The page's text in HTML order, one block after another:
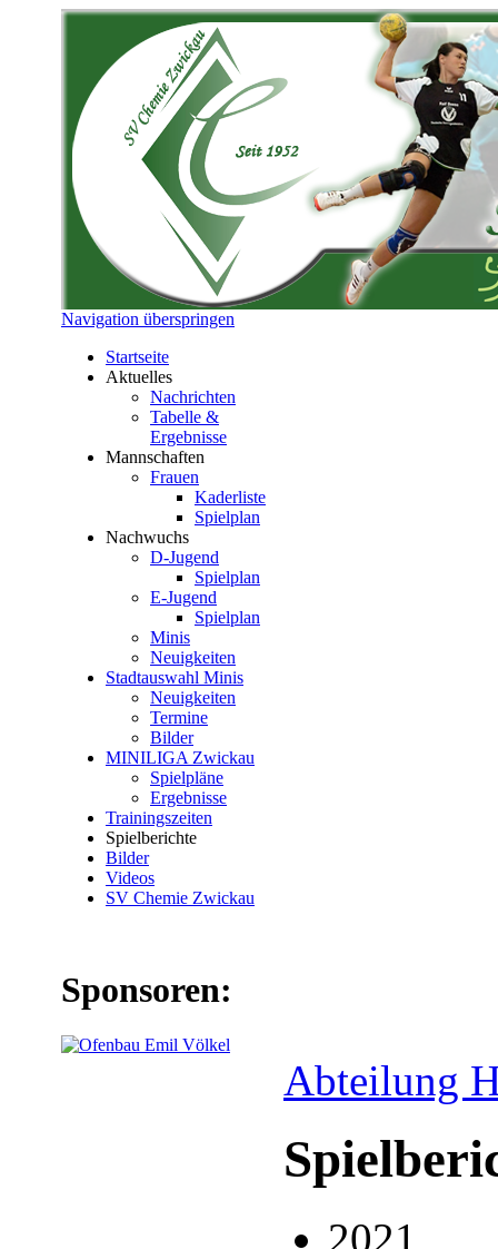
Navigation überspringen
Startseite
Aktuelles
Nachrichten
Tabelle &
Ergebnisse
Mannschaften
Frauen
Kaderliste
Spielplan
Nachwuchs
D-Jugend
Spielplan
E-Jugend
Spielplan
Minis
Neuigkeiten
Stadtauswahl Minis
Neuigkeiten
Termine
Bilder
MINILIGA Zwickau
Spielpläne
Ergebnisse
Trainingszeiten
Spielberichte
Bilder
Videos
SV Chemie Zwickau
Sponsoren:
Abteilung
2021